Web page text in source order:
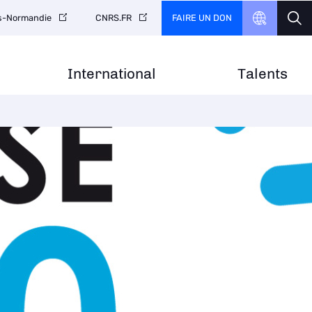
International Talents
Normandie CNRS.FR FAIRE UN DON